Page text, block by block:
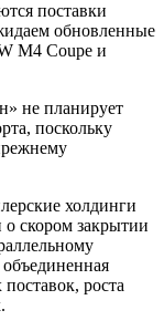
поставки
обновленные
M4 Coupe и
не планирует
поскольку
холдинги
скором закрытии
роста